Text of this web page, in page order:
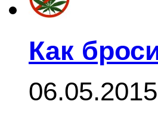
Как
06.05.2015